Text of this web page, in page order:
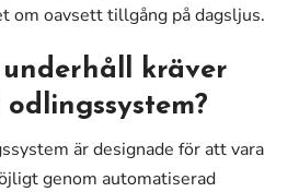
om oavsett tillgång på dagsljus.
underhåll kräver
är designade för att vara
genom automatiserad